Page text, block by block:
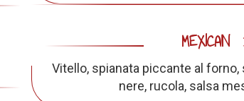
MEXICAN
Vitello, spianata piccante al
nere, rucola, salsa